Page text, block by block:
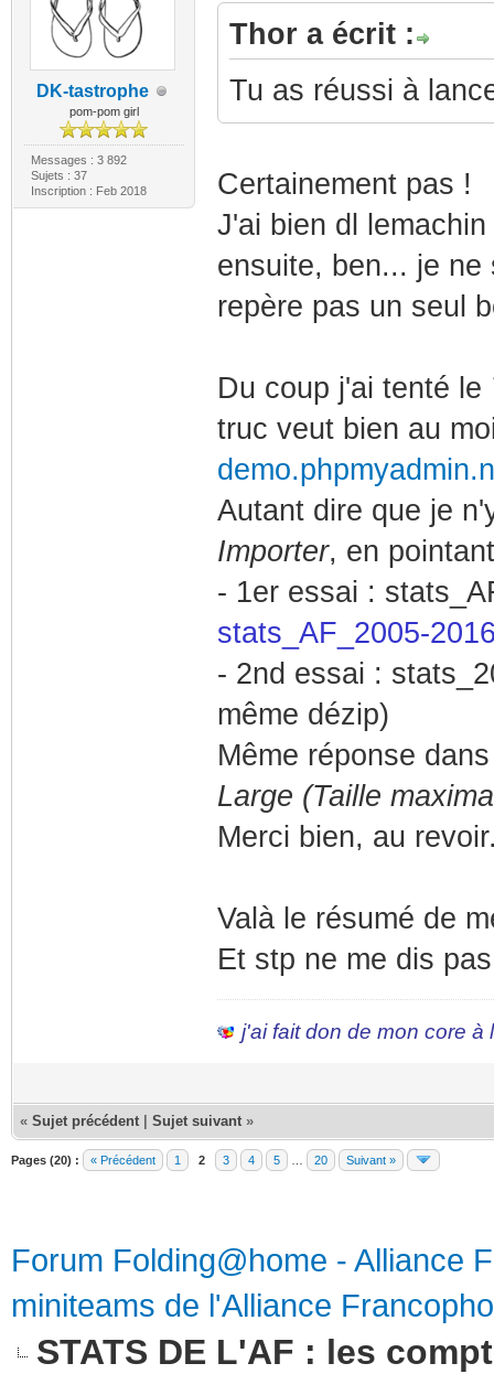
DK-tastrophe
pom-pom girl
Messages : 3 892
Sujets : 37
Inscription : Feb 2018
Thor a écrit :
Tu as réussi à
Certainement pas !
J'ai bien dl
ensuite, ben... je
repère pas un seul
Du coup j'ai tenté le
truc veut bien au
Autant dire que je
Importer, en
- 1er essai :
stats_AF_2005-
- 2nd essai :
même dézip)
Même réponse
Large (Taille
Merci bien, au
Valà le résumé de
Et stp ne me dis
j'ai fait don de mon core à
« Sujet précédent Sujet suivant »
Pages (20) : « Précédent 1 2 3 4 5 20 Suivant »
Forum Folding@home - Alliance
miniteams de l'Alliance
STATS DE L'AF : les